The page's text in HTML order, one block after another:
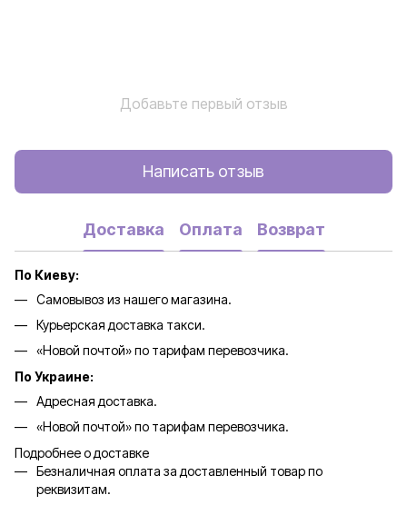
Добавьте первый отзыв
Написать отзыв
Доставка Оплата Возврат
По Киеву:
Самовывоз из нашего магазина.
Курьерская доставка такси.
«Новой почтой» по тарифам перевозчика.
По Украине:
Адресная доставка.
«Новой почтой» по тарифам перевозчика.
Подробнее о доставке
Безналичная оплата за доставленный товар по
реквизитам.